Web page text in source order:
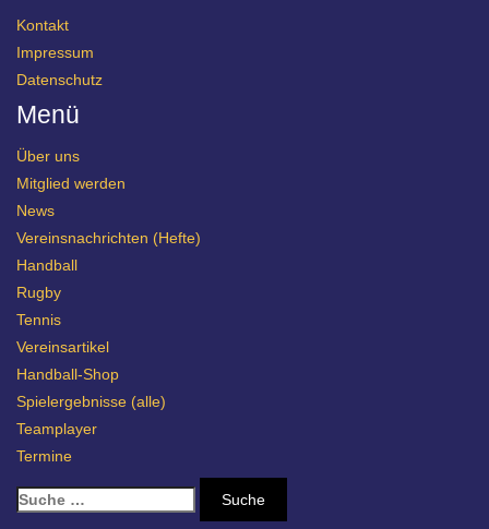
Kontakt
Impressum
Datenschutz
Menü
Über uns
Mitglied werden
News
Vereinsnachrichten (Hefte)
Handball
Rugby
Tennis
Vereinsartikel
Handball-Shop
Spielergebnisse (alle)
Teamplayer
Termine
S
u